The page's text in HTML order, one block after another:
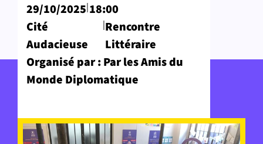
29/10/2025|18:00
Cité
Audacieuse
|Rencontre
Littéraire
Organisé par : Par les Amis du
Monde Diplomatique